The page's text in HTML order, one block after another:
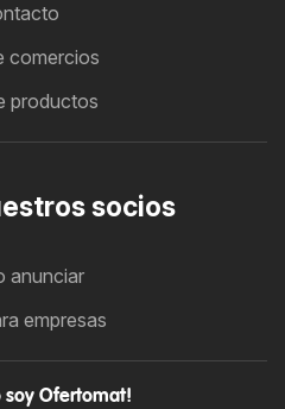
comercios
productos
socios
anunciar
empresas
soy Ofertomat!